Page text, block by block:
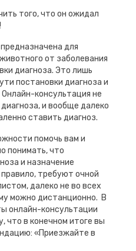
того, что он ожидал
для
от заболевания
диагноза. Это лишь
постановки диагноза и
консультация не
и вообще далеко
ставить диагноз.
помочь вам и
понимать, что
и назначение
правило, требуют очной
далеко не во всех
можно дистанционно. В
онлайн-консультации
что в конечном итоге вы
«Приезжайте в